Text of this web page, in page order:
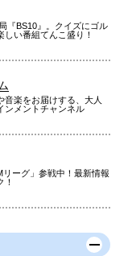
『BS10』。クイズにゴル
しい番組てんこ盛り！
音楽をお届けする、大人
ンメントチャンネル
リーグ」参戦中！最新情報